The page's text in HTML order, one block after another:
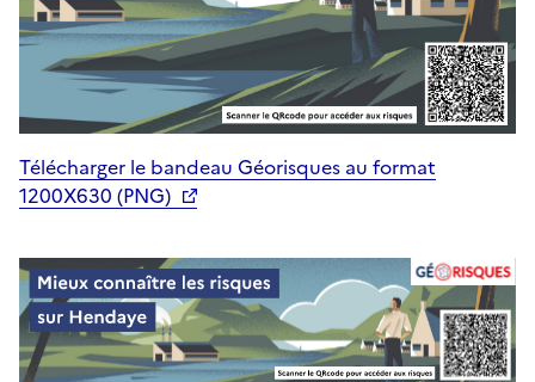
Télécharger le bandeau Géorisques au format
1200X630 (PNG)